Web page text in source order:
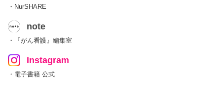
・NurSHARE
note
・『がん看護』編集室
Instagram
・電子書籍 公式